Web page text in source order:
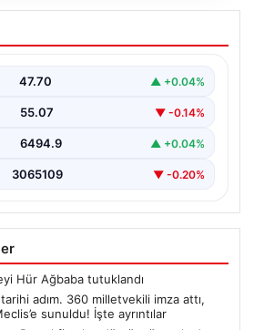
için tarihi adım. 360
attı, çerçeve yasa
İçin Önemli Hukuki Adım: 360
47.70 ▲ +0.04%
55.07 ▼ -0.14%
6494.9 ▲ +0.04%
3065109 ▼ -0.20%
Hür Ağbaba tutuklandı
adım. 360 milletvekili imza attı,
sunuldu! İşte ayrıntılar